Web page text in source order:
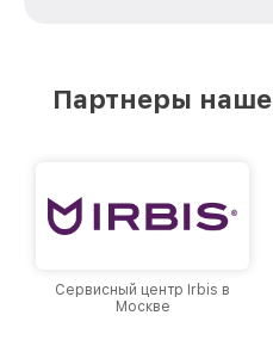
лучшим сервисным
Партнеры
Сервисный центр Irbis в
Москве